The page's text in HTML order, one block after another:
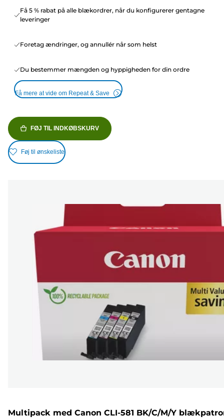
Få 5 % rabat på alle blækordrer, når du konfigurerer gentagne
leveringer
Foretag ændringer, og annullér når som helst
Du bestemmer mængden og hyppigheden for din ordre
Få mere at vide om Repeat & Save
FØJ TIL INDKØBSKURV
Føj til ønskeliste
Multipack med Canon CLI-581 BK/C/M/Y